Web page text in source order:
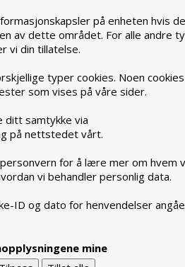
på enheten hvis
av dette området. For alle andre
vi din tillatelse.
typer cookies. Noen
som vises på våre sider.
ditt samtykke via
på nettstedet vårt.
for å lære mer om hvem
vi behandler personlig data.
ID og dato for henvendelser
mine